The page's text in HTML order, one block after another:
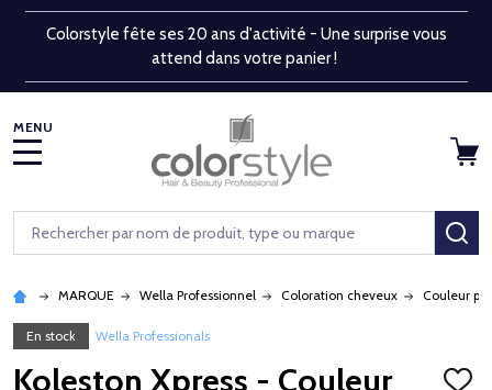
Colorstyle fête ses 20 ans d'activité - Une surprise vous
attend dans votre panier !
Rechercher
MARQUE Wella Professionnel Coloration cheveux Couleur
En stock Wella Professionals
Koleston Xpress - Couleur